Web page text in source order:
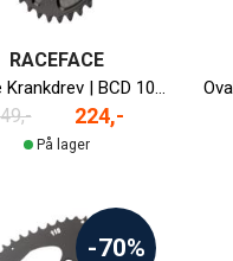
RACEFACE
Turbine Krankdrev | BCD 104 | 36T | 3x10-delt
224,-
På lager
-70%